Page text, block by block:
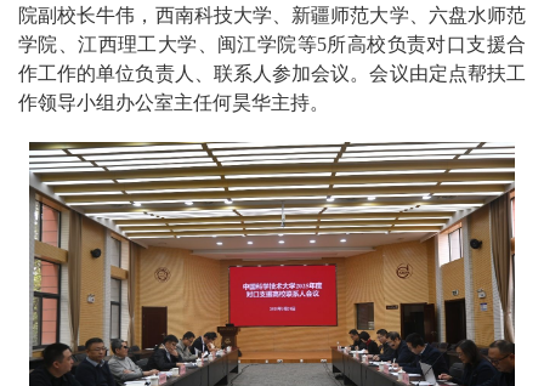
院副校长牛伟，西南科技大学、新疆师范大学、六盘水师范
学院、江西理工大学、闽江学院等5所高校负责对口支援合
作工作的单位负责人、联系人参加会议。会议由定点帮扶工
作领导小组办公室主任何昊华主持。